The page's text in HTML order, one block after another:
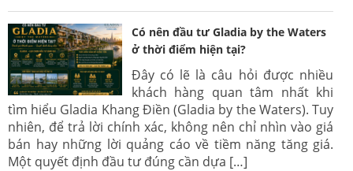
Có nên đầu tư Gladia by the Waters
ở thời điểm hiện tại?
Đây có lẽ là câu hỏi được nhiều
khách hàng quan tâm nhất khi
tìm hiểu Gladia Khang Điền (Gladia by the Waters). Tuy
nhiên, để trả lời chính xác, không nên chỉ nhìn vào giá
bán hay những lời quảng cáo về tiềm năng tăng giá.
Một quyết định đầu tư đúng cần dựa […]